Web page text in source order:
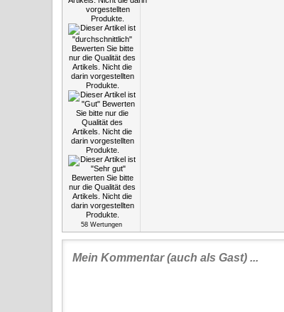
58Wertungen